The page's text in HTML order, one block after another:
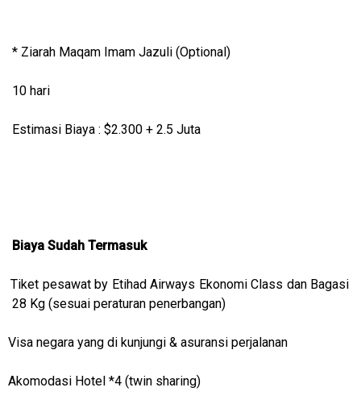
* Ziarah Maqam Imam Jazuli (Optional)
10 hari
Estimasi Biaya : $2.300 + 2.5 Juta
Biaya Sudah Termasuk
Tiket pesawat by Etihad Airways Ekonomi Class dan Bagasi
28 Kg (sesuai peraturan penerbangan)
Visa negara yang di kunjungi & asuransi perjalanan
Akomodasi Hotel *4 (twin sharing)